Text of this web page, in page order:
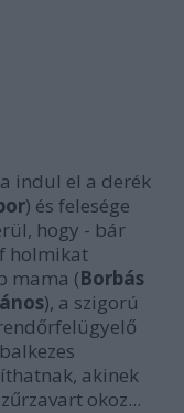
indul el a derék
) és felesége
hogy - bár
holmikat
mama (Borbás
), a szigorú
akinek
okoz...